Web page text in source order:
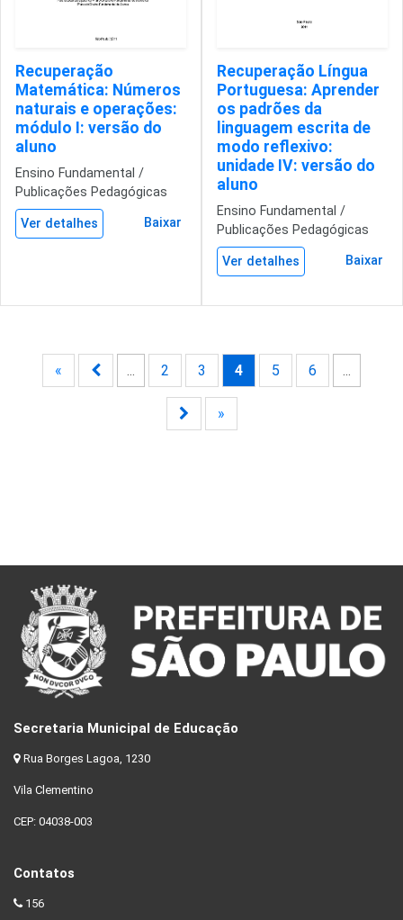
Recuperação
Matemática: Números
naturais e operações:
módulo I: versão do
aluno
Ensino Fundamental /
Publicações Pedagógicas
Ver detalhes Baixar
Recuperação Língua
Portuguesa: Aprender
os padrões da
linguagem escrita de
modo reflexivo:
unidade IV: versão do
aluno
Ensino Fundamental /
Publicações Pedagógicas
Ver detalhes Baixar
« ... 2 3 4 5 6 ...
»
Secretaria Municipal de Educação
Rua Borges Lagoa, 1230
Vila Clementino
CEP: 04038-003
Contatos
156